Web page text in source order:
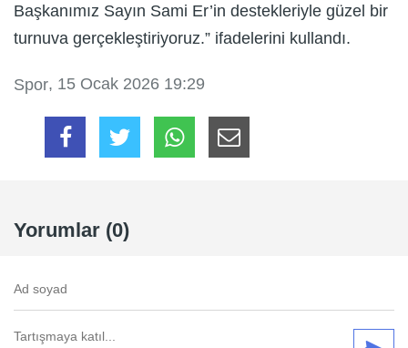
Başkanımız Sayın Sami Er’in destekleriyle güzel bir
turnuva gerçekleştiriyoruz.” ifadelerini kullandı.
Spor, 15 Ocak 2026 19:29
Yorumlar (0)